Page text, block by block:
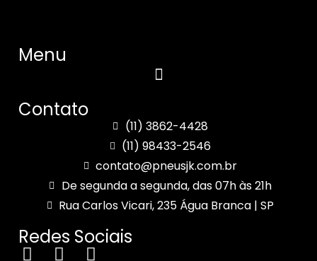
Menu
Contato
(11) 3862-4428
(11) 98433-2546
contato@pneusjk.com.br
De segunda a segunda, das 07h às 21h
Rua Carlos Vicari, 235 Água Branca | SP
Redes Sociais